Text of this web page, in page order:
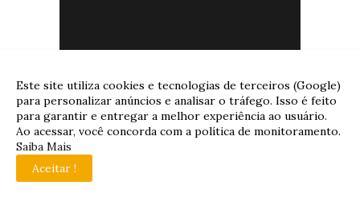
Este site utiliza cookies e tecnologias de terceiros (Google)
para personalizar anúncios e analisar o tráfego. Isso é feito
para garantir e entregar a melhor experiência ao usuário.
Ao acessar, você concorda com a política de monitoramento.
Saiba Mais
Aceitar !